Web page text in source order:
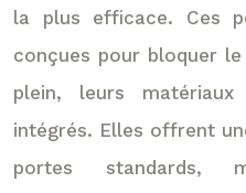
la plus efficace. Ces
conçues pour bloquer
plein, leurs
intégrés. Elles offrent
portes